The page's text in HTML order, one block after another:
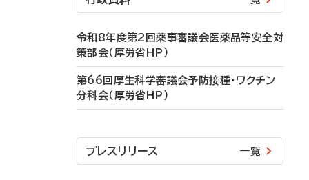
令和8年度第2回薬事審議会医薬品等安全対
策部会（厚労省HP）
第66回厚生科学審議会予防接種・ワクチン
分科会（厚労省HP）
プレスリリース 一覧